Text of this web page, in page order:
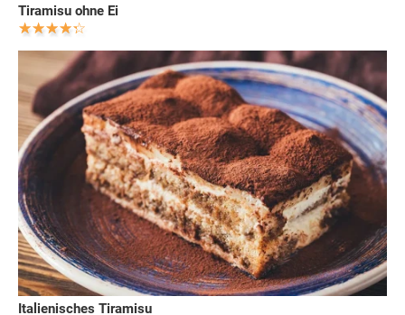
Tiramisu ohne Ei
Italienisches Tiramisu